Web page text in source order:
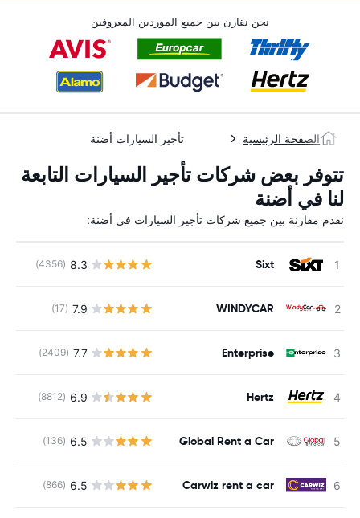
نحن نقارن بين جميع الموردين المعروفين
الصفحة الرئيسية تأجير السيارات أضنة
تتوفر بعض شركات تأجير السيارات التابعة
لنا في أضنة
نقدم مقارنة بين جميع شركات تأجير السيارات في أضنة:
Sixt
8.3
(4356)
WINDYCAR
7.9
(17)
Enterprise
7.7
(2409)
Hertz
6.9
(8812)
Global Rent a Car
6.5
(136)
Carwiz rent a car
6.5
(866)